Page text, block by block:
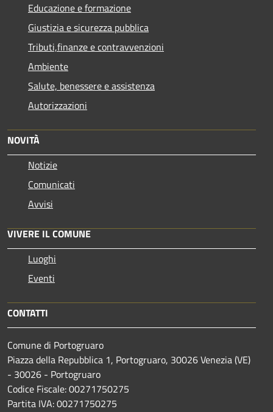
Educazione e formazione
Giustizia e sicurezza pubblica
Tributi,finanze e contravvenzioni
Ambiente
Salute, benessere e assistenza
Autorizzazioni
NOVITÀ
Notizie
Comunicati
Avvisi
VIVERE IL COMUNE
Luoghi
Eventi
CONTATTI
Comune di Portogruaro
Piazza della Repubblica 1, Portogruaro, 30026 Venezia (VE)
- 30026 - Portogruaro
Codice Fiscale: 00271750275
Partita IVA: 00271750275